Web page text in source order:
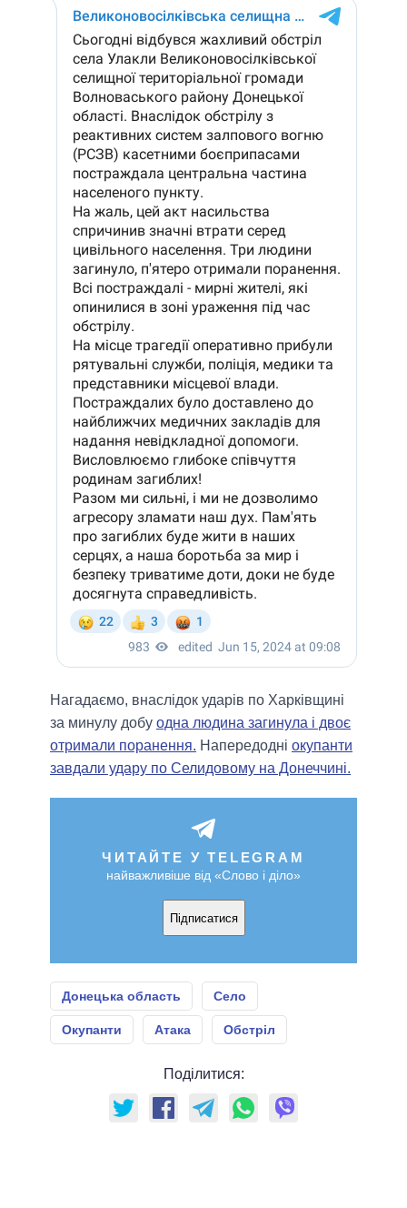
Нагадаємо, внаслідок ударів по Харківщині
за минулу добу одна людина загинула і двоє
отримали поранення. Напередодні окупанти
завдали удару по Селидовому на Донеччині.
ЧИТАЙТЕ У TELEGRAM
найважливіше від «Слово і діло»
Підписатися
Донецька область Село
Окупанти Атака Обстріл
Поділитися: